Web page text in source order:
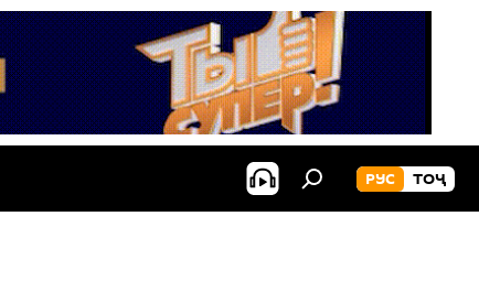
РУС ТОҶ